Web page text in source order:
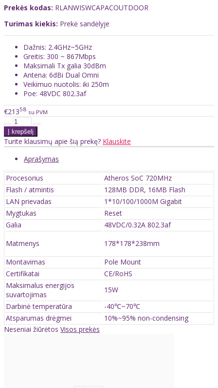
Prekės kodas: RLANWISWCAPACOUTDOOR
Turimas kiekis: Prekė sandėlyje
Dažnis: 2.4GHz~5GHz
Greitis: 300 ~ 867Mbps
Maksimali Tx galia 30dBm
Antena: 6dBi Dual Omni
Veikimuo nuotolis: iki 250m
Poe: 48VDC 802.3af
€21358 su PVM
Turite klausimų apie šią prekę? Klauskite
Aprašymas
Procesorius
Atheros SoC 720MHz
Flash / atmintis
128MB DDR, 16MB Flash
LAN prievadas
1*10/100/1000M Gigabit
Mygtukas
Reset
Galia
48VDC/0.32A 802.3af
Matmenys
178*178*238mm
Montavimas
Pole Mount
Certifikatai
CE/RoHS
Maksimalus energijos
suvartojimas
15W
Darbinė temperatūra
-40℃~70℃
Atsparumas drėgmei
10%~95% non-condensing
Neseniai žiūrėtos Visos prekės